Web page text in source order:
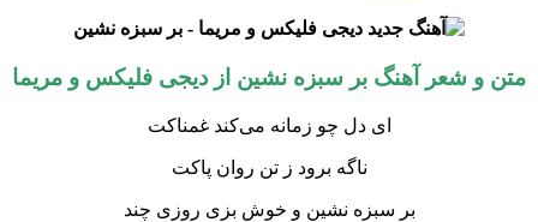
متن و شعر آهنگ بر سبزه نشین از دیجی فلیکس و مریما
ای دل چو زمانه می‌کند غمناکت
ناگه برود ز تن روان پاکت
بر سبزه نشین و خوش بزی روزی چند